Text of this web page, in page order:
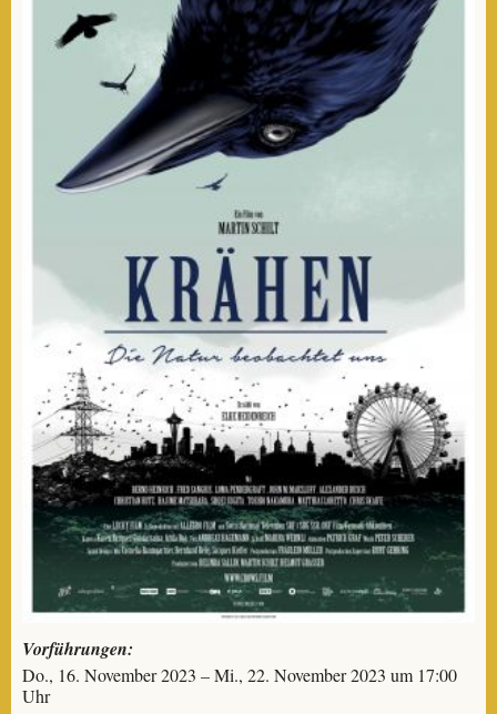
Vorführungen:
Do., 16. November 2023 – Mi., 22. November 2023 um 17:00
Uhr